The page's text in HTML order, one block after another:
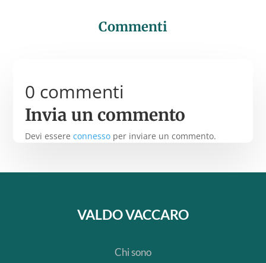
Commenti
0 commenti
Invia un commento
Devi essereconnesso per inviare un commento.
VALDO VACCARO
Chi sono